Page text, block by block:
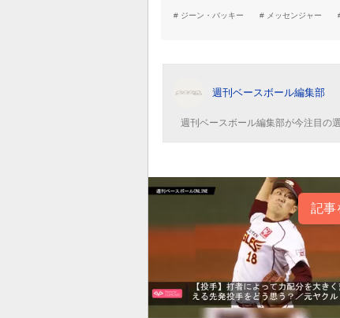
ジーン・バッキー メッセンジャー
週刊ベースボール編集部
週刊ベースボール編集部が今注目の
記事